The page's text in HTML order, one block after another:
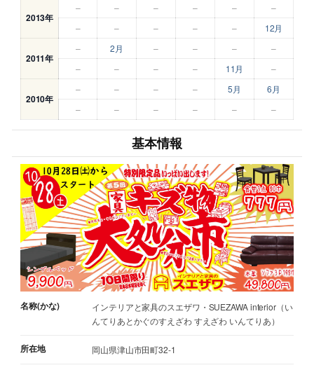
2013年
– – – – –
–
–
– – – – 12月
2011年
– 2月 – – –
–
–
– – – 11月 –
2010年
– – – – 5月
6月
–
– – – – –
基本情報
名称(かな)
インテリアと家具のスエザワ・SUEZAWA interior（い
んてりあとかぐのすえざわ すえざわ いんてりあ）
所在地 岡山県津山市田町32-1